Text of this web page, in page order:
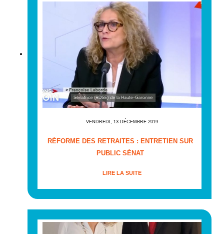
VENDREDI, 13 DÉCEMBRE 2019
RÉFORME DES RETRAITES : ENTRETIEN SUR
PUBLIC SÉNAT
LIRE LA SUITE